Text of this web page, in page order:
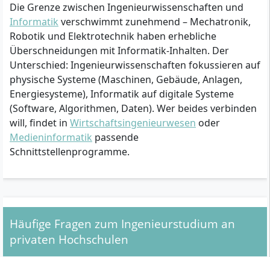
Die Grenze zwischen Ingenieurwissenschaften und
Informatik verschwimmt zunehmend – Mechatronik,
Robotik und Elektrotechnik haben erhebliche
Überschneidungen mit Informatik-Inhalten. Der
Unterschied: Ingenieurwissenschaften fokussieren auf
physische Systeme (Maschinen, Gebäude, Anlagen,
Energiesysteme), Informatik auf digitale Systeme
(Software, Algorithmen, Daten). Wer beides verbinden
will, findet in Wirtschaftsingenieurwesen oder
Medieninformatik passende
Schnittstellenprogramme.
Häufige Fragen zum Ingenieurstudium an
privaten Hochschulen